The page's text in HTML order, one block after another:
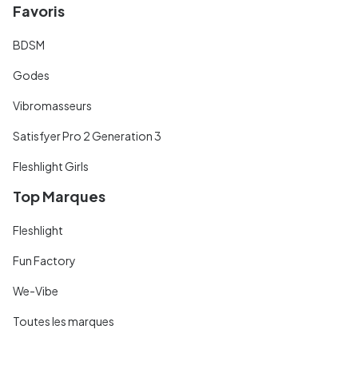
Favoris
BDSM
Godes
Vibromasseurs
Satisfyer Pro 2 Generation 3
Fleshlight Girls
Top Marques
Fleshlight
Fun Factory
We-Vibe
Toutes les marques